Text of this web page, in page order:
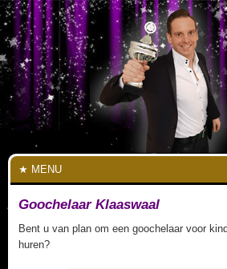
MENU
Goochelaar Klaaswaal
Bent u van plan om een goochelaar voor
huren?